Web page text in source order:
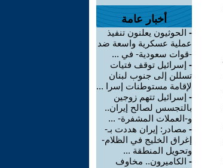
أخبار عامة
- الحوثيون يعلنون تنفيذ
عملية عسكرية واسعة ضد
-قوات سعودية- في ...
- إسرائيل توقف فتيات
تسللن إلى جنوب لبنان
لإقامة مستوطنات إسرا ...
- إسرائيل تتهم زوجين
بالتجسس لصالح إيران..
و-العملات المشفرة- ...
- مصادر: إيران هددت بـ-
إغراق الخليج في الظلام-
وتحويل المنطقة ...
- الكاميرون.. مخاوف